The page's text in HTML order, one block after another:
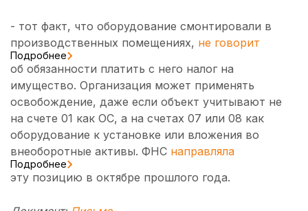
- тот факт, что оборудование смонтировали в
производственных помещениях, не говорит
Подробнее
об обязанности платить с него налог на
имущество. Организация может применять
освобождение, даже если объект учитывают не
на счете 01 как ОС, а на счетах 07 или 08 как
оборудование к установке или вложения во
внеоборотные активы. ФНС направляла
Подробнее
эту позицию в октябре прошлого года.